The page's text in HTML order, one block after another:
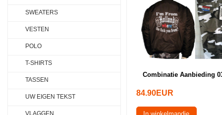
Combinatie Aanbieding
84.90EUR
SWEATERS
VESTEN
POLO
T-SHIRTS
TASSEN
UW EIGEN TEKST
VLAGGEN